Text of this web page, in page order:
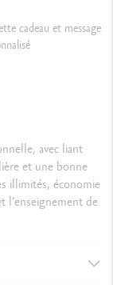
cadeau et message
avec liant
et une bonne
illimités, économie
l’enseignement de